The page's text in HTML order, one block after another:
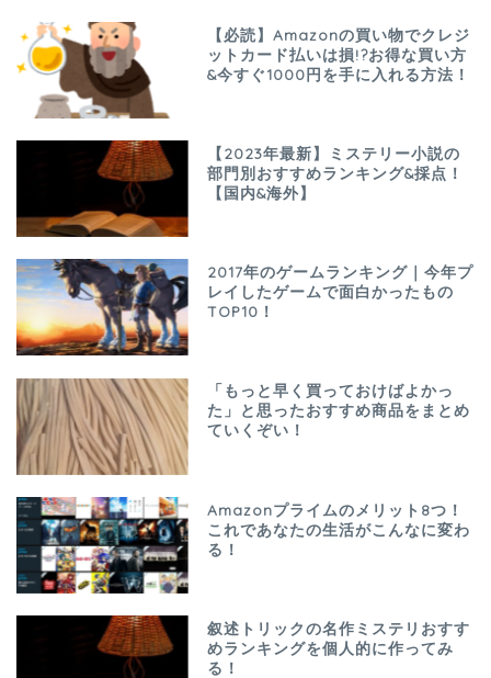
【必読】Amazonの買い物でクレジ
ットカード払いは損!?お得な買い方
&今すぐ1000円を手に入れる方法！
【2023年最新】ミステリー小説の
部門別おすすめランキング&採点！
【国内&海外】
2017年のゲームランキング｜今年プ
レイしたゲームで面白かったもの
TOP10！
「もっと早く買っておけばよかっ
た」と思ったおすすめ商品をまとめ
ていくぞい！
Amazonプライムのメリット8つ！
これであなたの生活がこんなに変わ
る！
叙述トリックの名作ミステリおすす
めランキングを個人的に作ってみ
る！